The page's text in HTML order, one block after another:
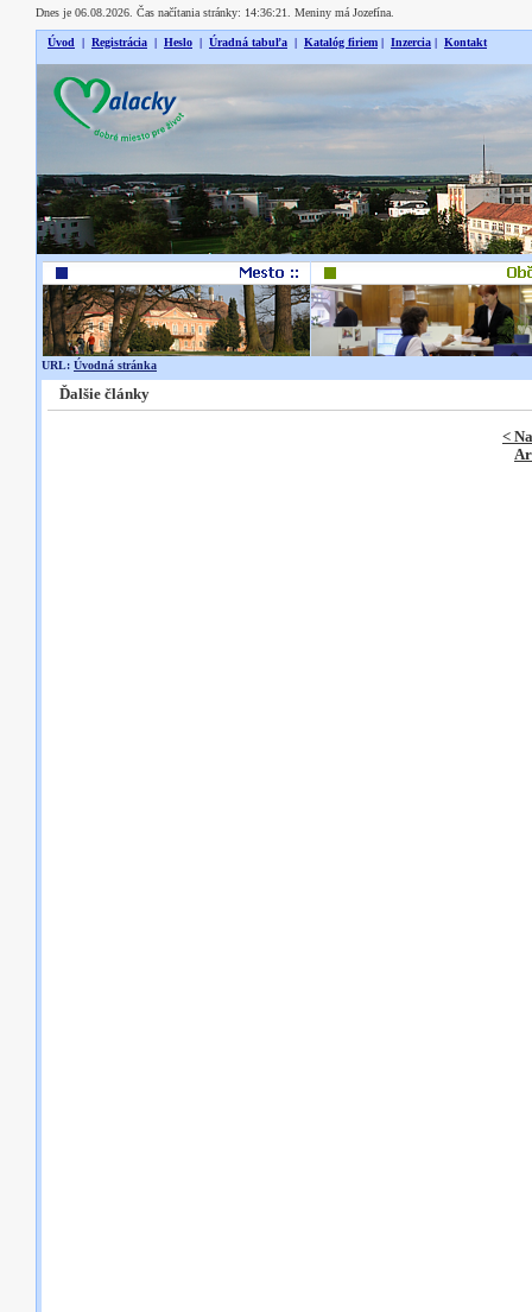
Dnes je 06.08.2026. Čas načítania stránky: 14:36:21. Meniny má Jozefína.
Úvod | Registrácia | Heslo | Úradná tabuľa | Katalóg firiem | Inzercia | Kontakt
URL: Úvodná stránka
Ďalšie články
<